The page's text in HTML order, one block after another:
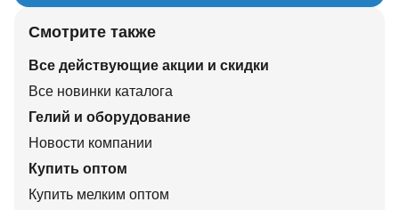
Смотрите также
Все действующие акции и скидки
Все новинки каталога
Гелий и оборудование
Новости компании
Купить оптом
Купить мелким оптом